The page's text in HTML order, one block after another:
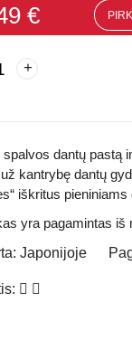
€
+
spalvos dantų pastą
kantrybę dantų
iškritus
yra pagamintas
Japonijoje